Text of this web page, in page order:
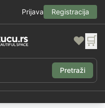
Prijava Registracija
❤️ 🛒
Pretraži